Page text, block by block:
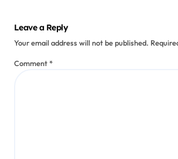
Leave a Reply
Your email address will not be published.
Comment*